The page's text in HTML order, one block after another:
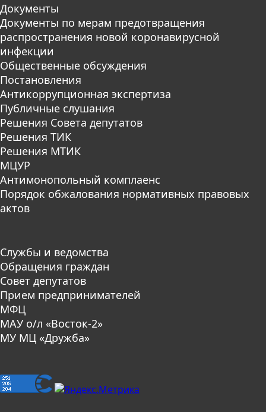
Документы
Документы по мерам предотвращения
распространения новой коронавирусной
инфекции
Общественные обсуждения
Постановления
Антикоррупционная экспертиза
Публичные слушания
Решения Совета депутатов
Решения ТИК
Решения МТИК
МЦУР
Антимонопольный комплаенс
Порядок обжалования нормативных правовых
актов
Службы и ведомства
Обращения граждан
Совет депутатов
Прием предпринимателей
МФЦ
МАУ о/л «Восток-2»
МУ МЦ «Дружба»